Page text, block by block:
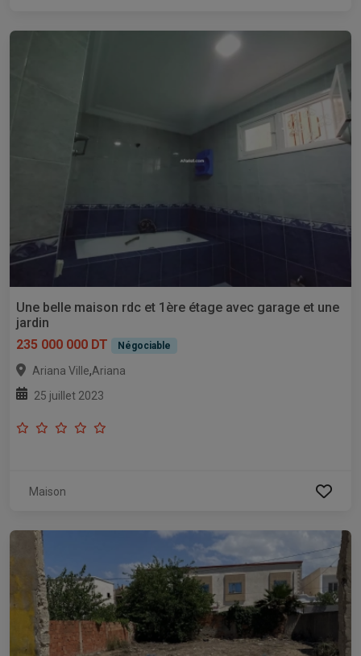
Une belle maison rdc et 1ère étage avec garage et une
jardin
235 000 000 DT
Négociable
Ariana Ville,Ariana
25 juillet 2023
Maison